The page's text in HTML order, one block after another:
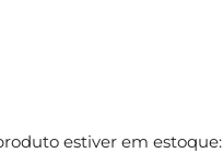
estiver em estoque: